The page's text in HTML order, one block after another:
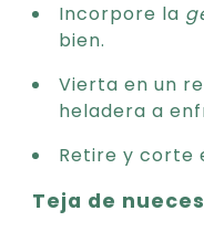
Incorpore la
bien.
Vierta en un
heladera a
Retire y corte
Teja de nueces